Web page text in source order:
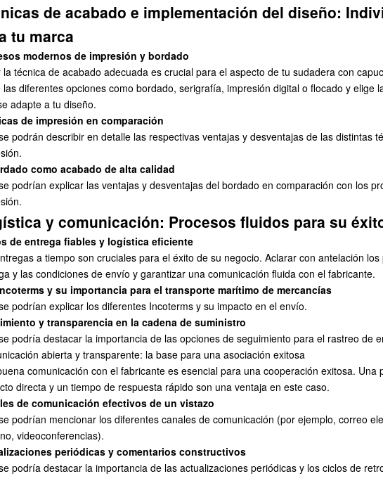
de acabado e implementación del diseño:
tu marca
modernos de impresión y bordado
la técnica de acabado adecuada es crucial para el aspecto de tu sudadera con
las diferentes opciones como bordado, serigrafía, impresión digital o flocado y elige
adapte a tu diseño.
de impresión en comparación
podrán describir en detalle las respectivas ventajas y desventajas de las distintas
como acabado de alta calidad
podrían explicar las ventajas y desventajas del bordado en comparación con los
y comunicación: Procesos fluidos para su
de entrega fiables y logística eficiente
a tiempo son cruciales para el éxito de su negocio. Aclarar con antelación los
y las condiciones de envío y garantizar una comunicación fluida con el fabricante.
y su importancia para el transporte marítimo de mercancías
podrían explicar los diferentes Incoterms y su impacto en el envío.
y transparencia en la cadena de suministro
podría destacar la importancia de las opciones de seguimiento para el rastreo de
abierta y transparente: la base para una asociación exitosa
comunicación con el fabricante es esencial para una cooperación exitosa. Una
directa y un tiempo de respuesta rápido son una ventaja en este caso.
de comunicación efectivos de un vistazo
podrían mencionar los diferentes canales de comunicación (por ejemplo, correo
videoconferencias).
periódicas y comentarios constructivos
podría destacar la importancia de las actualizaciones periódicas y los ciclos de